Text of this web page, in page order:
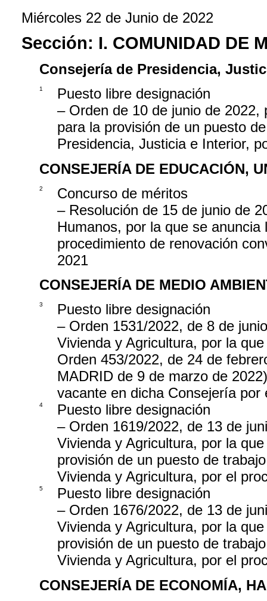
Miércoles 22 de Junio de 2022
Sección: I. COMUNIDAD DE
Consejería de Presidencia,
1
Puesto libre designación
– Orden de 10 de junio de
para la provisión de un puesto
Presidencia, Justicia e Interior,
CONSEJERÍA DE EDUCACIÓN,
2
Concurso de méritos
– Resolución de 15 de junio de
Humanos, por la que se
procedimiento de renovación
2021
CONSEJERÍA DE MEDIO
3
Puesto libre designación
– Orden 1531/2022, de 8 de
Vivienda y Agricultura, por la
Orden 453/2022, de 24 de
MADRID de 9 de marzo de
vacante en dicha Consejería
4
Puesto libre designación
– Orden 1619/2022, de 13 de
Vivienda y Agricultura, por la
provisión de un puesto de
Vivienda y Agricultura, por el
5
Puesto libre designación
– Orden 1676/2022, de 13 de
Vivienda y Agricultura, por la
provisión de un puesto de
Vivienda y Agricultura, por el
CONSEJERÍA DE ECONOMÍA,